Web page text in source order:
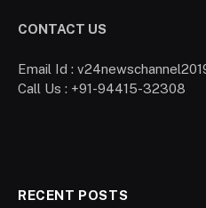
CONTACT US
Email Id :
Call Us : +91-94415-32308
RECENT POSTS